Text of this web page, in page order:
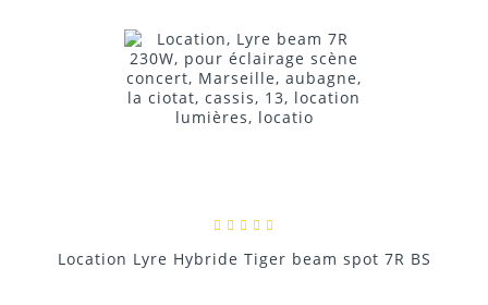
Location Lyre Hybride Tiger beam spot 7R BS